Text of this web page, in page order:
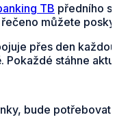
TB předního
můžete
přes den
Pokaždé stáhne
bude